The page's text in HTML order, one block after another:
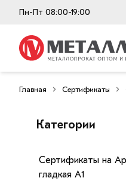
Пн-Пт 08:00-19:00
Главная Сертификаты
Категории
Сертификаты на
гладкая А1